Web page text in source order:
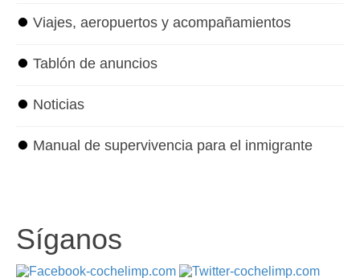
⏺ Viajes, aeropuertos y acompañamientos
⏺ Tablón de anuncios
⏺ Noticias
⏺ Manual de supervivencia para el inmigrante
Síganos